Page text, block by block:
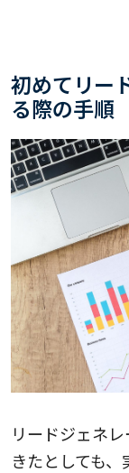
初めてリー
る際の手順
リードジェネ
きたとしても